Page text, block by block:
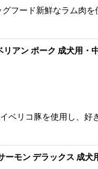
フード新鮮なラム肉
リアン ポーク 成犬
ベリコ豚を使用し、
ーモン デラックス